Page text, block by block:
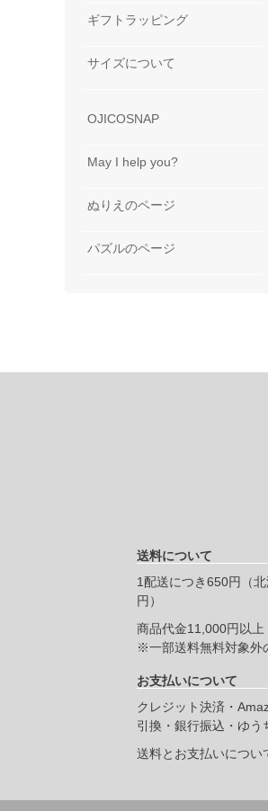
ギフトラッピング
サイズについて
OJICOSNAP
May I help you?
ぬりえのページ
パズルのページ
送料について
1配送につき650円（
円）
商品代金11,000円以
※一部送料無料対象外
お支払いについて
クレジット決済・
引換・銀行振込・ゆう
送料とお支払いについ